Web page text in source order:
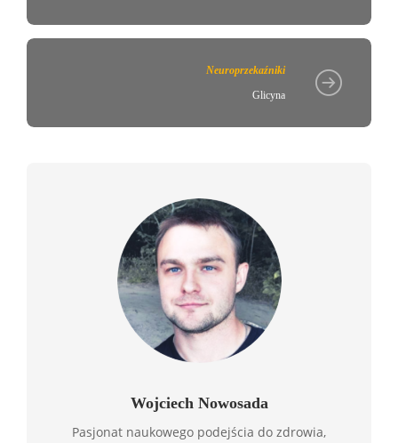
Neuroprzekaźniki
Glicyna
Wojciech Nowosada
Pasjonat naukowego podejścia do zdrowia,